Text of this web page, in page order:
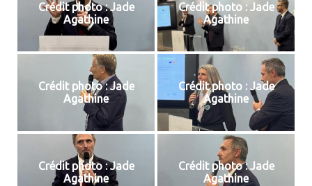
Crédit photo : Jade
Agathine
Crédit photo : Jade
Agathine
Crédit photo : Jade
Agathine
Crédit photo : Jade
Agathine
Crédit photo : Jade
Agathine
Crédit photo : Jade
Agathine